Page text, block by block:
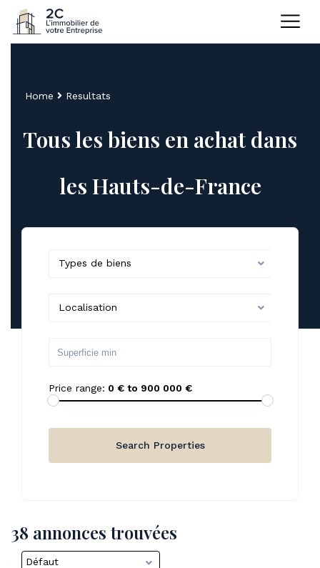
Home Resultats
Tous les biens en achat dans
les Hauts-de-France
Types de biens
Localisation
Price range: 0 € to 900 000 €
38 annonces trouvées
Défaut